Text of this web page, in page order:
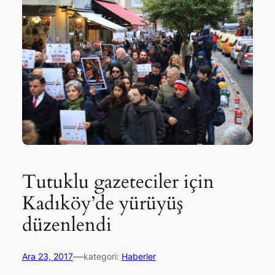
Tutuklu gazeteciler için
Kadıköy’de yürüyüş
düzenlendi
Ara 23, 2017—kategori: Haberler